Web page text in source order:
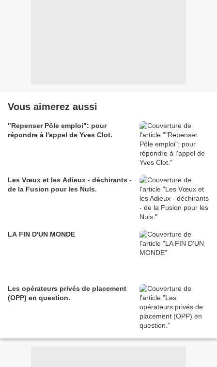
Vous aimerez aussi
"Repenser Pôle emploi": pour
répondre à l'appel de Yves Clot.
Les Vœux et les Adieux - déchirants -
de la Fusion pour les Nuls.
LA FIN D'UN MONDE
Les opérateurs privés de placement
(OPP) en question.